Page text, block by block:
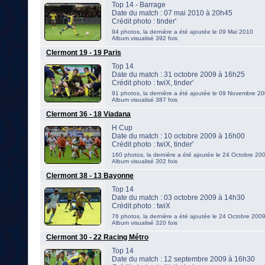
Top 14 - Barrage
Date du match : 07 mai 2010 à 20h45
Crédit photo : tinder'
94 photos, la dernière a été ajoutée le 09 Mai 2010
Album visualisé 392 fois
Clermont 19 - 19 Paris
Top 14
Date du match : 31 octobre 2009 à 16h25
Crédit photo : twiX, tinder'
91 photos, la dernière a été ajoutée le 09 Novembre
Album visualisé 387 fois
Clermont 36 - 18 Viadana
H Cup
Date du match : 10 octobre 2009 à 16h00
Crédit photo : twiX, tinder'
160 photos, la dernière a été ajoutée le 24 Octobre
Album visualisé 302 fois
Clermont 38 - 13 Bayonne
Top 14
Date du match : 03 octobre 2009 à 14h30
Crédit photo : twiX
76 photos, la dernière a été ajoutée le 24 Octobre 2009
Album visualisé 320 fois
Clermont 30 - 22 Racing Métro
Top 14
Date du match : 12 septembre 2009 à 16h30